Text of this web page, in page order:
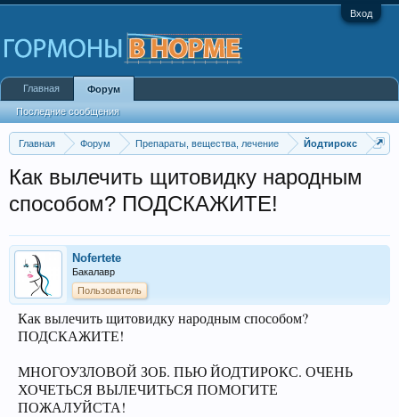
Вход
Главная Форум Препараты, вещества, лечение Йодтирокс
Как вылечить щитовидку народным
способом? ПОДСКАЖИТЕ!
Nofertete
Бакалавр
Пользователь
Как вылечить щитовидку народным способом?
ПОДСКАЖИТЕ!
МНОГОУЗЛОВОЙ ЗОБ. ПЬЮ ЙОДТИРОКС. ОЧЕНЬ
ХОЧЕТЬСЯ ВЫЛЕЧИТЬСЯ ПОМОГИТЕ
ПОЖАЛУЙСТА!
Главная Форум
Последние сообщения